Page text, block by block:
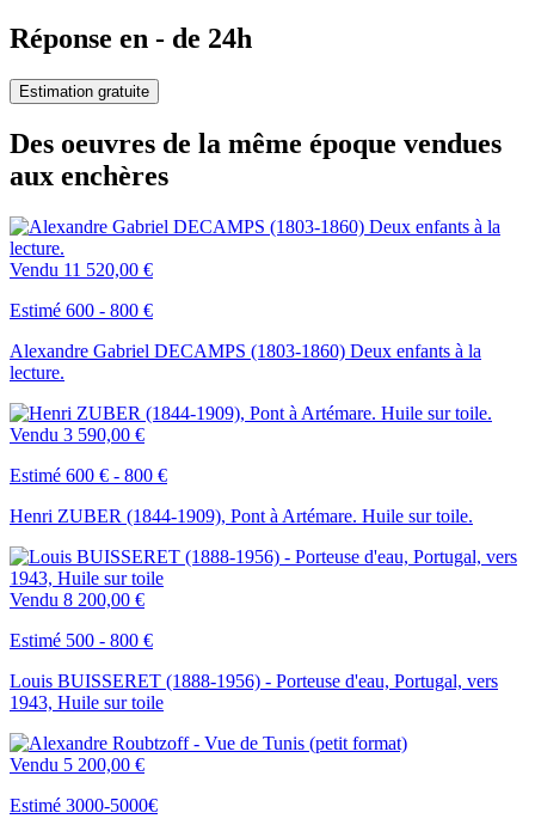
Réponse en - de 24h
Estimation gratuite
Des oeuvres de la même époque vendues
aux enchères
Vendu 11 520,00 €
Estimé 600 - 800 €
Alexandre Gabriel DECAMPS (1803-1860) Deux enfants à la
lecture.
Vendu 3 590,00 €
Estimé 600 € - 800 €
Henri ZUBER (1844-1909), Pont à Artémare. Huile sur toile.
Vendu 8 200,00 €
Estimé 500 - 800 €
Louis BUISSERET (1888-1956) - Porteuse d'eau, Portugal, vers
1943, Huile sur toile
Vendu 5 200,00 €
Estimé 3000-5000€